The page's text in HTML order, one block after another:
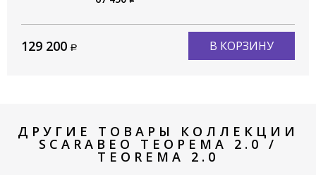
129 200 В КОРЗИНУ
ДРУГИЕ ТОВАРЫ КОЛЛЕКЦИИ
SCARABEO ТЕОРЕМА 2.0 /
TEOREMA 2.0